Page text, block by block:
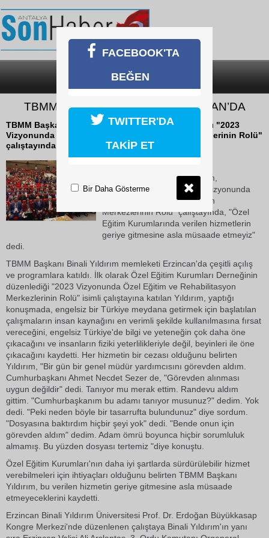
SON DAKİKA
TBMM BAŞKANI YILDIRIM ERZİNCAN’DA
TBMM Başkanı Binali Yıldırım, Erzincan'da katıldığı "2023
Vizyonunda Özel Eğitim ve Rehabilitasyon Merkezlerinin Rolü"
çalıştayında, "Özel Eğitim...
TBMM Başkanı Binali Yıldırım,
Erzincan'da katıldığı "2023 Vizyonunda
Özel Eğitim ve Rehabilitasyon
Merkezlerinin Rolü" çalıştayında, "Özel
Eğitim Kurumlarında verilen hizmetlerin
geriye gitmesine asla müsaade etmeyiz"
dedi.
TBMM Başkanı Binali Yıldırım memleketi Erzincan'da çeşitli açılış
ve programlara katıldı. İlk olarak Özel Eğitim Kurumları Derneğinin
düzenlediği "2023 Vizyonunda Özel Eğitim ve Rehabilitasyon
Merkezlerinin Rolü" isimli çalıştayına katılan Yıldırım, yaptığı
konuşmada, engelsiz bir Türkiye meydana getirmek için başlatılan
çalışmaların insan kaynağını en verimli şekilde kullanılmasına fırsat
vereceğini, engelsiz Türkiye'de bilgi ve yeteneğin çok daha öne
çıkacağını ve insanların fiziki yeterlilikleriyle değil, beyinleri ile öne
çıkacağını kaydetti. Her hizmetin bir cezası olduğunu belirten
Yıldırım, "Bir gün bir genel müdür yardımcısını görevden aldım.
Cumhurbaşkanı Ahmet Necdet Sezer de, "Görevden alınması
uygun değildir" dedi. Tanıyor mu merak ettim. Randevu aldım
gittim. "Cumhurbaşkanım bu adamı tanıyor musunuz?" dedim. Yok
dedi. "Peki neden böyle bir tasarrufta bulundunuz" diye sordum.
"Dosyasına baktırdım hiçbir şeyi yok" dedi. "Bende onun için
görevden aldım" dedim. Adam ömrü boyunca hiçbir sorumluluk
almamış. Bu yüzden dosyası tertemiz "diye konuştu.
Özel Eğitim Kurumları'nın daha iyi şartlarda sürdürülebilir hizmet
verebilmeleri için ihtiyaçları olduğunu belirten TBMM Başkanı
Yıldırım, bu verilen hizmetin geriye gitmesine asla müsaade
etmeyeceklerini kaydetti.
Erzincan Binali Yıldırım Üniversitesi Prof. Dr. Erdoğan Büyükkasap
Kongre Merkezi'nde düzenlenen çalıştaya Binali Yıldırım'ın yanı
FACEBOOK'TA
BEĞEN
TWITTER'DA
TAKİP ET
Bir Daha Gösterme